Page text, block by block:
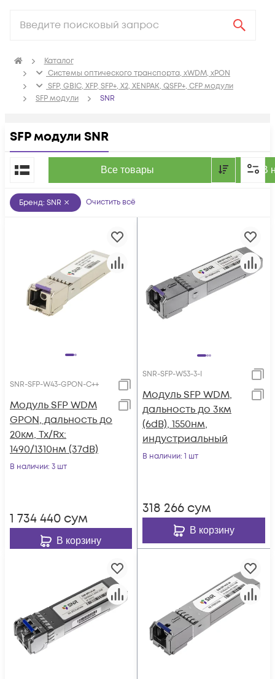
Каталог
Системы оптического транспорта, xWDM, xPON
SFP, GBIC, XFP, SFP+, X2, XENPAK, QSFP+, CFP модули
SFP модули
SNR
SFP модули SNR
Все товары В
По популярности
Бренд: SNR Очистить всё
SNR-SFP-W43-GPON-C++
Модуль SFP WDM
GPON, дальность до
20км, Tx/Rx:
1490/1310нм (37dB)
В наличии: 3 шт
1 734 440 сум
В корзину
SNR-SFP-W53-3-I
Модуль SFP WDM,
дальность до 3км
(6dB), 1550нм,
индустриальный
В наличии: 1 шт
318 266 сум
В корзину